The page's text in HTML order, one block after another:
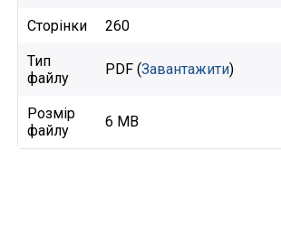
Сторінки 260
Тип
файлу
PDF (Завантажити)
Розмір
файлу
6 MB